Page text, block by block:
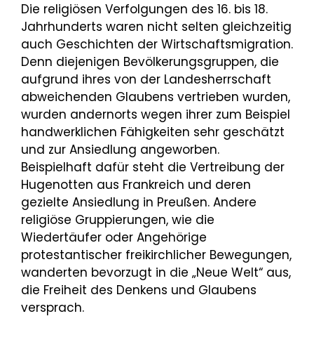
Die religiösen Verfolgungen des 16. bis 18.
Jahrhunderts waren nicht selten gleichzeitig
auch Geschichten der Wirtschaftsmigration.
Denn diejenigen Bevölkerungsgruppen, die
aufgrund ihres von der Landesherrschaft
abweichenden Glaubens vertrieben wurden,
wurden andernorts wegen ihrer zum Beispiel
handwerklichen Fähigkeiten sehr geschätzt
und zur Ansiedlung angeworben.
Beispielhaft dafür steht die Vertreibung der
Hugenotten aus Frankreich und deren
gezielte Ansiedlung in Preußen. Andere
religiöse Gruppierungen, wie die
Wiedertäufer oder Angehörige
protestantischer freikirchlicher Bewegungen,
wanderten bevorzugt in die „Neue Welt“ aus,
die Freiheit des Denkens und Glaubens
versprach.